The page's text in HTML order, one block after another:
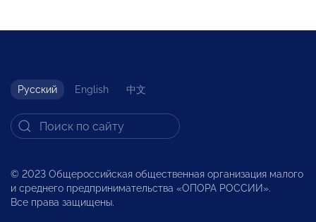
Русский English 中文
© 2023 Общероссийская общественная организация малого
и среднего предпринимательства «ОПОРА РОССИИ».
Все права защищены.